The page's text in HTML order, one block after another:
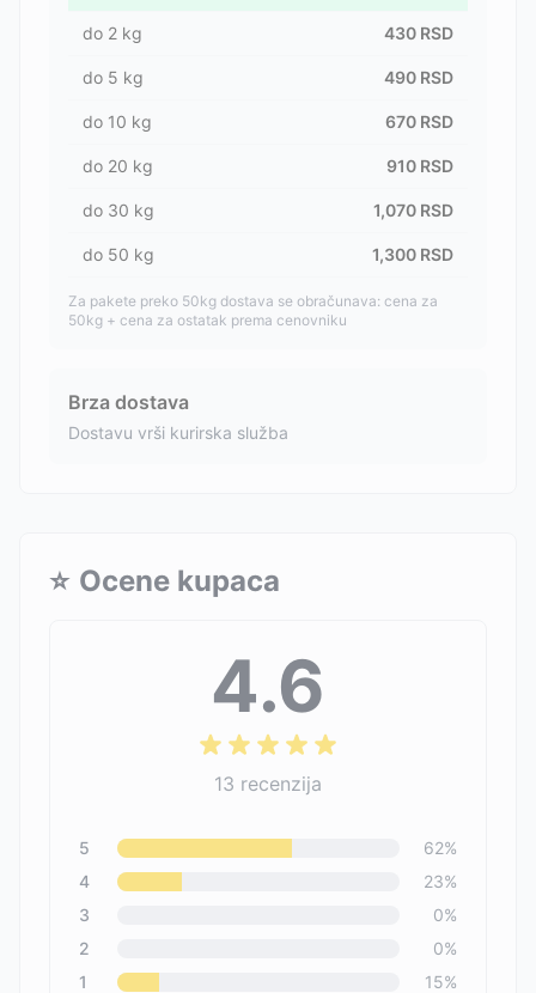
do 2 kg 430 RSD
do 5 kg 490 RSD
do 10 kg 670 RSD
do 20 kg 910 RSD
do 30 kg 1,070 RSD
do 50 kg 1,300 RSD
Za pakete preko 50kg dostava se obračunava: cena za
50kg + cena za ostatak prema cenovniku
Brza dostava
Dostavu vrši kurirska služba
⭐ Ocene kupaca
4.6
13 recenzija
5 62%
4
23%
3
0%
2
0%
1
15%